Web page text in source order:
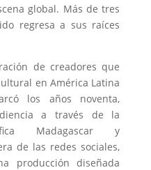
global. Más de tres
regresa a sus raíces
de creadores que
en América Latina
los años noventa,
a través de la
Madagascar y
de las redes sociales,
producción diseñada